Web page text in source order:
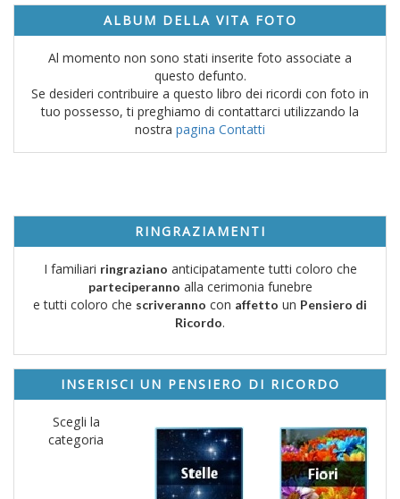
ALBUM DELLA VITA FOTO
Al momento non sono stati inserite foto associate a
questo defunto.
Se desideri contribuire a questo libro dei ricordi con foto in
tuo possesso, ti preghiamo di contattarci utilizzando la
nostra pagina Contatti
RINGRAZIAMENTI
I familiari ringraziano anticipatamente tutti coloro che
parteciperanno alla cerimonia funebre
e tutti coloro che scriveranno con affetto un Pensiero di
Ricordo.
INSERISCI UN PENSIERO DI RICORDO
Scegli la
categoria